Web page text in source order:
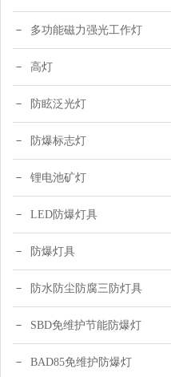
多功能磁力强光工作灯
高灯
防眩泛光灯
防爆标志灯
锂电池矿灯
LED防爆灯具
防爆灯具
防水防尘防腐三防灯具
SBD免维护节能防爆灯
BAD85免维护防爆灯